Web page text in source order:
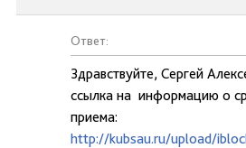
Ответ:
Здравствуйте, Сергей
ссылка на информацию о
приема:
http://kubsau.ru/upload/